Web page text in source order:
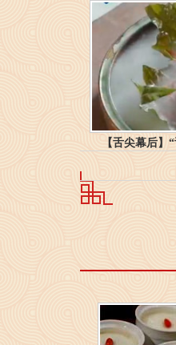
【舌尖幕后】